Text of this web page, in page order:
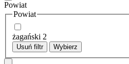
Powiat
Powiat
żagański 2
Usuń filtr Wybierz